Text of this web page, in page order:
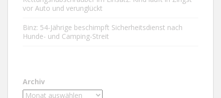
vor Auto und verunglückt
Binz: 54-Jährige beschimpft Sicherheitsdienst nach
Hunde- und Camping-Streit
Archiv